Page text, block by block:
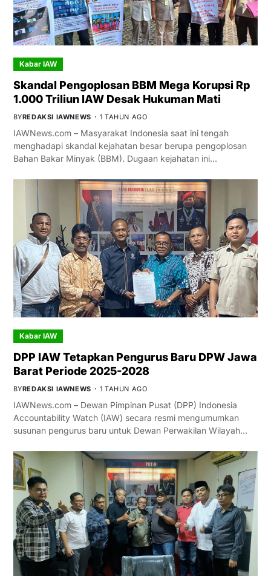
Kabar IAW
Skandal Pengoplosan BBM Mega Korupsi Rp
1.000 Triliun IAW Desak Hukuman Mati
BYREDAKSI IAWNEWS 1 TAHUN AGO
IAWNews.com – Masyarakat Indonesia saat ini tengah
menghadapi skandal kejahatan besar berupa pengoplosan
Bahan Bakar Minyak (BBM). Dugaan kejahatan ini…
Kabar IAW
DPP IAW Tetapkan Pengurus Baru DPW Jawa
Barat Periode 2025-2028
BYREDAKSI IAWNEWS 1 TAHUN AGO
IAWNews.com – Dewan Pimpinan Pusat (DPP) Indonesia
Accountability Watch (IAW) secara resmi mengumumkan
susunan pengurus baru untuk Dewan Perwakilan Wilayah…